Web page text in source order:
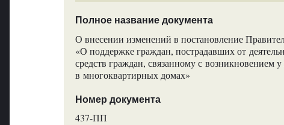
Полное название документа
О внесении изменений в постановление
«О поддержке граждан, пострадавших от
средств граждан, связанному с
в многоквартирных домах»
Номер документа
437-ПП